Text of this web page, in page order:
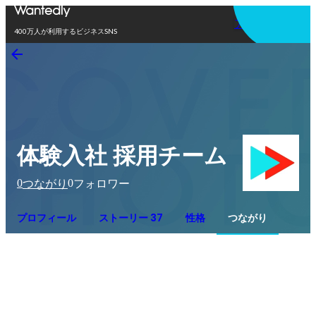
400万人が利用するビジネスSNS
アプリを使う
体験入社 採用チーム
0つながり 0フォロワー
プロフィール ストーリー 37 性格 つながり